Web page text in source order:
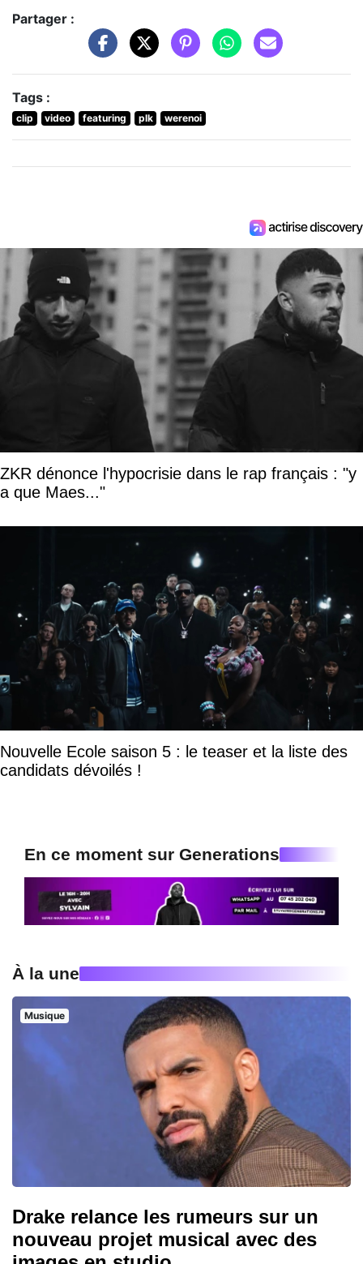
Partager :
Tags :
clip video featuring plk werenoi
ZKR dénonce l'hypocrisie dans le rap français : "y
a que Maes..."
Nouvelle Ecole saison 5 : le teaser et la liste des
candidats dévoilés !
En ce moment sur Generations
À la une
Musique
Drake relance les rumeurs sur un
nouveau projet musical avec des